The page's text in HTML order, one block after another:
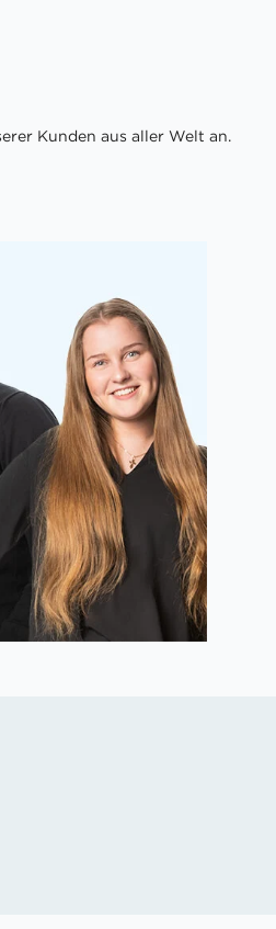
Kunden aus aller Welt an.